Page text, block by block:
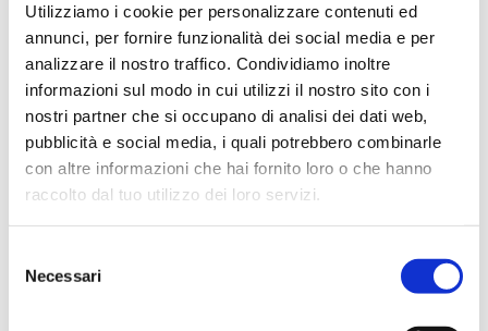
Utilizziamo i cookie per personalizzare contenuti ed
annunci, per fornire funzionalità dei social media e per
analizzare il nostro traffico. Condividiamo inoltre
informazioni sul modo in cui utilizzi il nostro sito con i
nostri partner che si occupano di analisi dei dati web,
pubblicità e social media, i quali potrebbero combinarle
con altre informazioni che hai fornito loro o che hanno
raccolto dal tuo utilizzo dei loro servizi.
delNecessari
Altre immagini